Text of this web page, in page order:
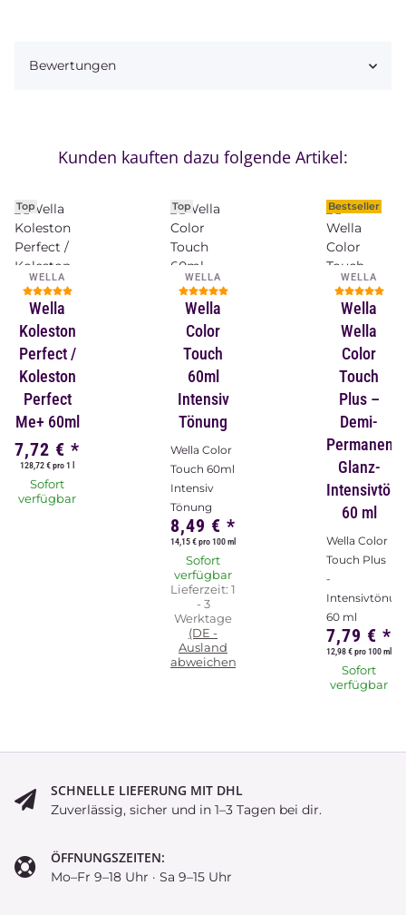
Bewertungen
Kunden kauften dazu folgende Artikel:
Top
WELLA
Wella
Koleston
Perfect /
Koleston
Perfect
Me+ 60ml
7,72 € *
128,72 € pro 1 l
Sofort
verfügbar
Top
WELLA
Wella
Color
Touch
60ml
Intensiv
Tönung
Wella Color
Touch 60ml
Intensiv
Tönung
8,49 € *
14,15 € pro 100 ml
Sofort
verfügbar
Lieferzeit: 1
- 3
Werktage
(DE -
Ausland
abweichend)
Bestseller
WELLA
Wella
Wella
Color
Touch
Plus –
Demi-
Permanent-
Glanz-
60 ml
Wella Color
Touch Plus
-
60 ml
7,79 € *
12,98 € pro 100 ml
Sofort
verfügbar
SCHNELLE LIEFERUNG MIT DHL
Zuverlässig, sicher und in 1–3 Tagen bei dir.
ÖFFNUNGSZEITEN:
Mo–Fr 9–18 Uhr · Sa 9–15 Uhr